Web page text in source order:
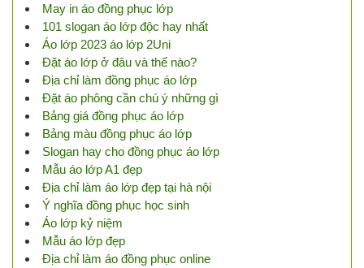
May in áo đồng phục lớp
101 slogan áo lớp độc hay nhất
Áo lớp 2023 áo lớp 2Uni
Đặt áo lớp ở đâu và thế nào?
Địa chỉ làm đồng phục áo lớp
Đặt áo phông cần chú ý những gì
Bảng giá đồng phục áo lớp
Bảng màu đồng phục áo lớp
Slogan hay cho đồng phục áo lớp
Mẫu áo lớp A1 đẹp
Địa chỉ làm áo lớp đẹp tại hà nội
Ý nghĩa đồng phục học sinh
Áo lớp kỷ niệm
Mẫu áo lớp đẹp
Địa chỉ làm áo đồng phục online